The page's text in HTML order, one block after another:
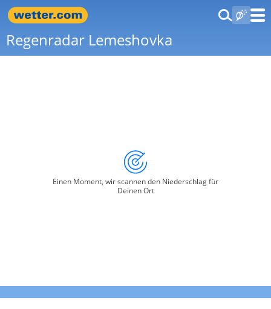
Regenradar Lemeshovka
Einen Moment, wir scannen den Niederschlag für
Deinen Ort